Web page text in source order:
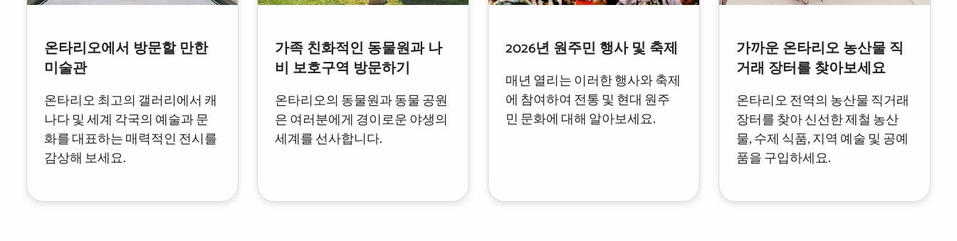
온타리오에서 방문할 만한
미술관
온타리오 최고의 갤러리에서 캐
나다 및 세계 각국의 예술과 문
화를 대표하는 매력적인 전시를
감상해 보세요.
가족 친화적인 동물원과 나
비 보호구역 방문하기
온타리오의 동물원과 동물 공원
은 여러분에게 경이로운 야생의
세계를 선사합니다.
2026년 원주민 행사 및 축제
매년 열리는 이러한 행사와 축제
에 참여하여 전통 및 현대 원주
민 문화에 대해 알아보세요.
가까운 온타리오 농산물 직
거래 장터를 찾아보세요
온타리오 전역의 농산물 직거래
장터를 찾아 신선한 제철 농산
물, 수제 식품, 지역 예술 및 공예
품을 구입하세요.